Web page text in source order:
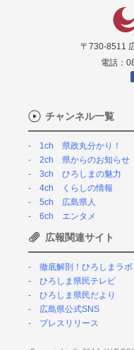
〒730-8511
電話：
チャンネル一覧
1ch 県政丸分かり！
2ch 県からのお知らせ
3ch ひろしまの魅力
4ch くらしの情報
5ch 広島県人
6ch エンタメ
広報関連サイト
徹底解剖！ひろしまラボ
ひろしま県民テレビ
ひろしま県民だより
広島県公式SNS
プレスリリース